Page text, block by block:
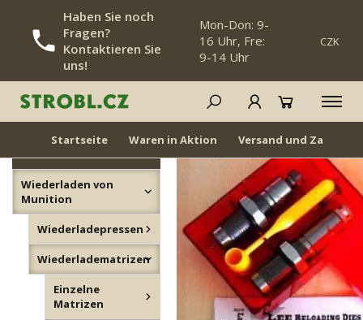
NAVIGATION ÜBERSPRINGEN
Haben Sie noch
Fragen?
Kontaktieren Sie
uns!
Mon-Don: 9-
16 Uhr, Fre:
9-14 Uhr
CZK
Startseite Waren in Aktion Versand und Zahlung
NEUHEIT
WIEDER AUF LAGER
KATEGORIE
Wiederladen von
Munition
Wiederladepressen
Wiederladematrizen
Einzelne
Matrizen